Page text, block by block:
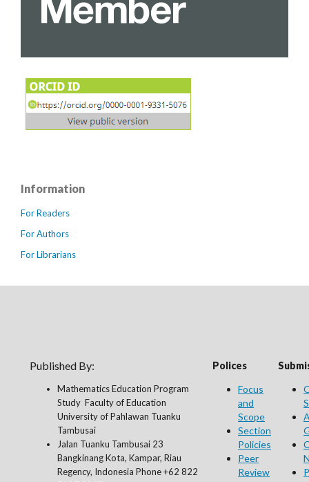
Information
For Readers
For Authors
For Librarians
Published By:
Mathematics Education Program
Study Faculty of Education
University of Pahlawan Tuanku
Tambusai
Jalan Tuanku Tambusai 23
Bangkinang Kota, Kampar, Riau
Regency, Indonesia Phone +62 822
Polices
Focus
and
Scope
Section
Policies
Peer
Review